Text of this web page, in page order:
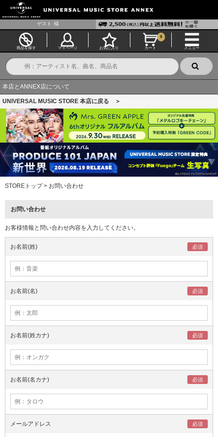
ゲスト 様
商品を探す マイページ お気に入り カート
0
メニュー
本店とANNEX店について
UNIVERSAL MUSIC STORE 本店に戻る ＞
STOREトップ> お問い合わせ
お問い合わせ
お客様情報と問い合わせ内容を入力してください。
お名前(姓)
お名前(名)
お名前(姓カナ)
お名前(名カナ)
メールアドレス